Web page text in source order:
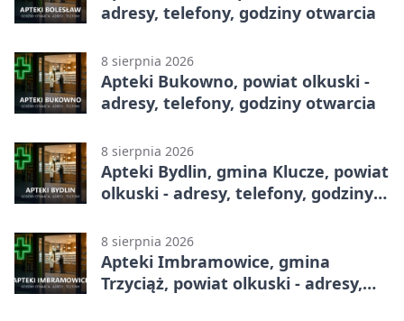
adresy, telefony, godziny otwarcia
8 sierpnia 2026
Apteki Bukowno, powiat olkuski -
adresy, telefony, godziny otwarcia
8 sierpnia 2026
Apteki Bydlin, gmina Klucze, powiat
olkuski - adresy, telefony, godziny
8 sierpnia 2026
Apteki Imbramowice, gmina
Trzyciąż, powiat olkuski - adresy,